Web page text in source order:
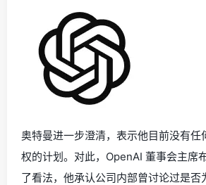
奥特曼进一步澄清，表示他目前没有任
权的计划。对此，OpenAI 董事会主席
了看法，他承认公司内部曾讨论过是否